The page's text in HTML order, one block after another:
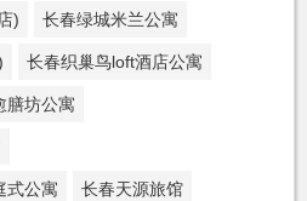
) 长春绿城米兰公寓
长春织巢鸟loft酒店公寓
膳坊公寓
式公寓 长春天源旅馆